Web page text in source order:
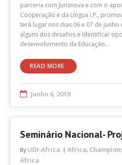
parceria com Jurisnova e com o
Cooperação e da Língua I.P.,
terá lugar nos dias 06 e 07 de
alguns dos desafios e identificar
desenvolvimento da Educação…
READ MORE
Junho 6, 2019
Seminário Nacional-
By UDI-Africa Africa,
Africa